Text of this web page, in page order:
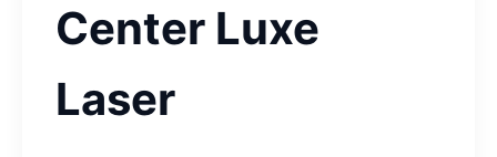
Center Luxe
Laser